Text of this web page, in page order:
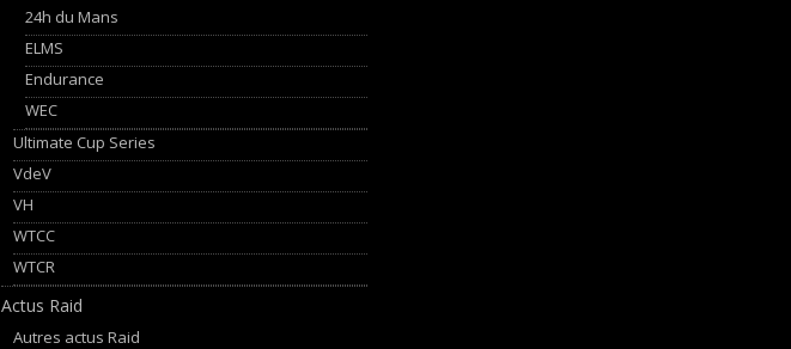
24h du Mans
ELMS
Endurance
WEC
Ultimate Cup Series
VdeV
VH
WTCC
WTCR
Actus Raid
Autres actus Raid